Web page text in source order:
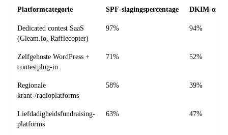
Platformcategorie SPF-slagingspercentage DKIM-
Dedicated contest SaaS
(Gleam.io, Rafflecopter)
97% 94%
Zelfgehoste WordPress +
contestplug-in
71% 52%
Regionale
krant-/radioplatforms
58% 39%
Liefdadigheidsfundraising-
platforms
63% 47%